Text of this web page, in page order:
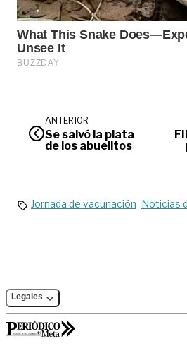
ANTERIOR
Se salvó la plata
de los abuelitos
Jornada de vacunación Noticias
Legales